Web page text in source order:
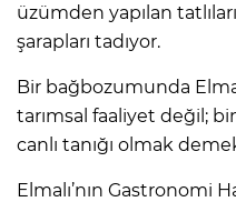
üzümden yapılan
şarapları tadıyor.
Bir bağbozumunda
tarımsal faaliyet değil;
canlı tanığı olmak
Elmalı’nın Gastronomi